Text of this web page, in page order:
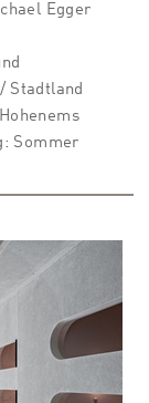
Egger
Stadtland
Sommer